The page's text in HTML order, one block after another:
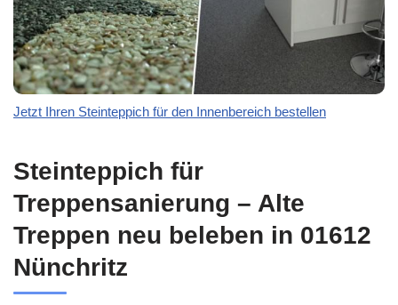
Jetzt Ihren Steinteppich für den Innenbereich bestellen
Steinteppich für
Treppensanierung – Alte
Treppen neu beleben in 01612
Nünchritz